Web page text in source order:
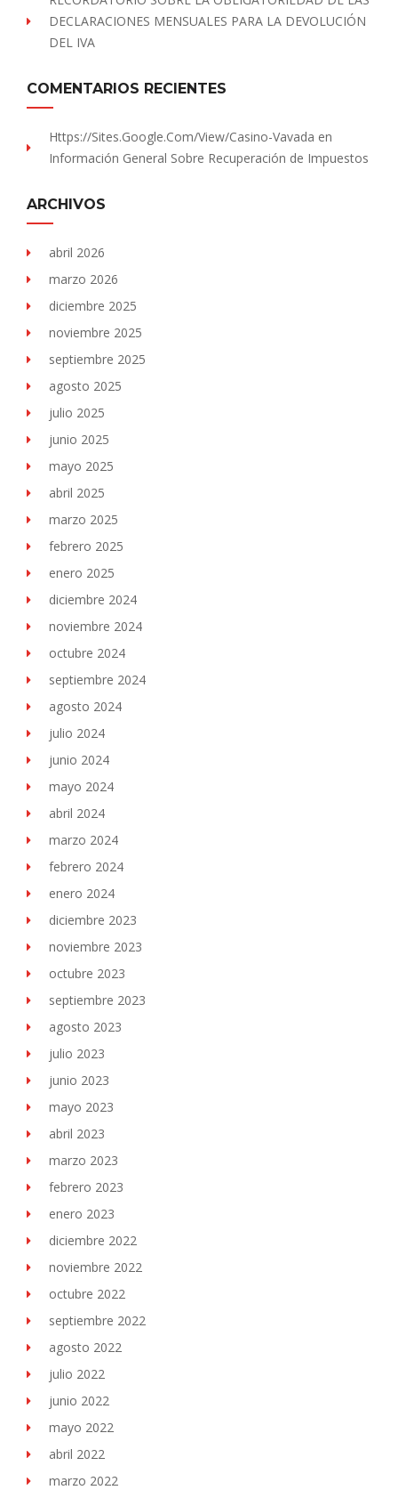
DECLARACIONES MENSUALES PARA LA DEVOLUCIÓN
DEL IVA
COMENTARIOS RECIENTES
Https://sites.Google.com/view/Casino-Vavada en
Información General Sobre Recuperación de Impuestos
ARCHIVOS
abril 2026
marzo 2026
diciembre 2025
noviembre 2025
septiembre 2025
agosto 2025
julio 2025
junio 2025
mayo 2025
abril 2025
marzo 2025
febrero 2025
enero 2025
diciembre 2024
noviembre 2024
octubre 2024
septiembre 2024
agosto 2024
julio 2024
junio 2024
mayo 2024
abril 2024
marzo 2024
febrero 2024
enero 2024
diciembre 2023
noviembre 2023
octubre 2023
septiembre 2023
agosto 2023
julio 2023
junio 2023
mayo 2023
abril 2023
marzo 2023
febrero 2023
enero 2023
diciembre 2022
noviembre 2022
octubre 2022
septiembre 2022
agosto 2022
julio 2022
junio 2022
mayo 2022
abril 2022
marzo 2022